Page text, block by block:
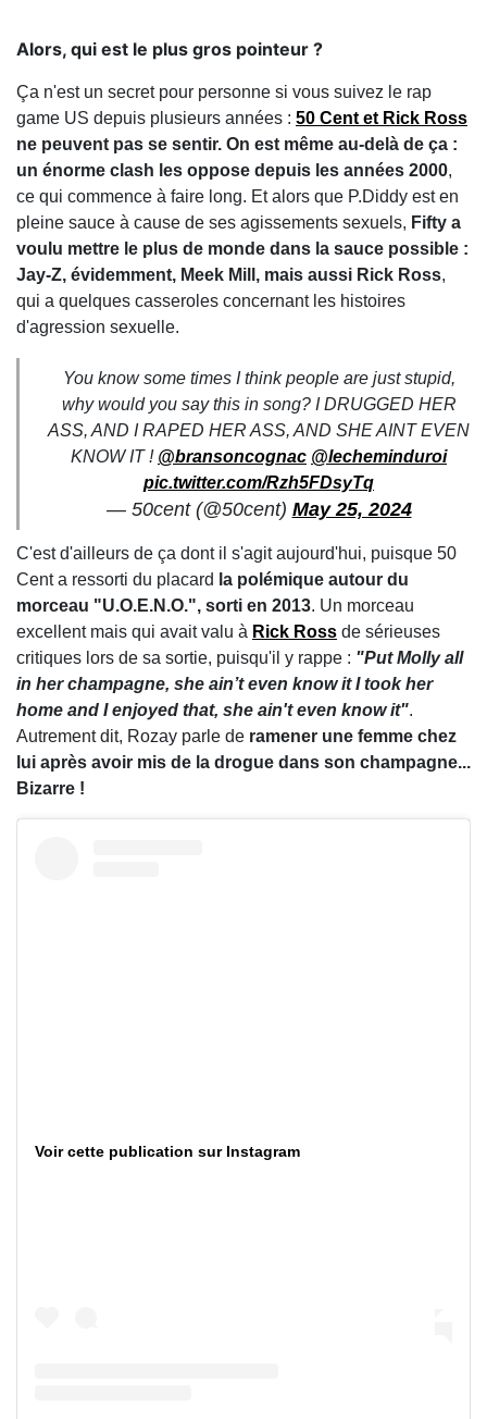
Alors, qui est le plus gros pointeur ?
Ça n'est un secret pour personne si vous suivez le rap
game US depuis plusieurs années : 50 Cent et Rick Ross
ne peuvent pas se sentir. On est même au-delà de ça :
un énorme clash les oppose depuis les années 2000,
ce qui commence à faire long. Et alors que P.Diddy est en
pleine sauce à cause de ses agissements sexuels, Fifty a
voulu mettre le plus de monde dans la sauce possible :
Jay-Z, évidemment, Meek Mill, mais aussi Rick Ross,
qui a quelques casseroles concernant les histoires
d'agression sexuelle.
You know some times I think people are just stupid,
why would you say this in song? I DRUGGED HER
ASS, AND I RAPED HER ASS, AND SHE AINT EVEN
KNOW IT ! @bransoncognac @lecheminduroi
pic.twitter.com/Rzh5FDsyTq
— 50cent (@50cent) May 25, 2024
C'est d'ailleurs de ça dont il s'agit aujourd'hui, puisque 50
Cent a ressorti du placard la polémique autour du
morceau "U.O.E.N.O.", sorti en 2013. Un morceau
excellent mais qui avait valu à Rick Ross de sérieuses
critiques lors de sa sortie, puisqu'il y rappe : "Put Molly all
in her champagne, she ain’t even know it I took her
home and I enjoyed that, she ain't even know it".
Autrement dit, Rozay parle de ramener une femme chez
lui après avoir mis de la drogue dans son champagne...
Bizarre !
Voir cette publication sur Instagram